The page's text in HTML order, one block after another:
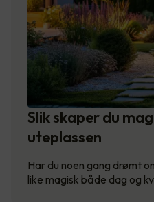
Slik skaper du
uteplassen
Har du noen gang drømt
like magisk både dag og